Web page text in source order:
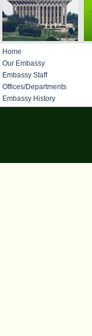
Home
Our Embassy
Embassy Staff
Offices/Departments
Embassy History